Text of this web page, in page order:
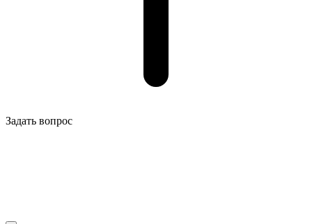
Задать вопрос